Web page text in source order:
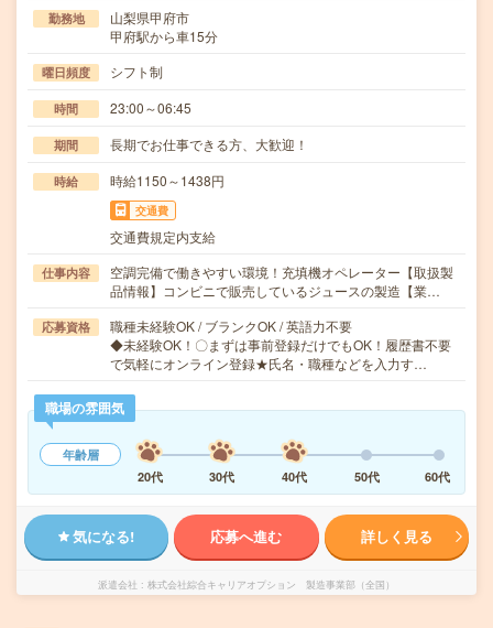
勤務地
山梨県甲府市
甲府駅から車15分
曜日頻度 シフト制
時間 23:00～06:45
期間 長期でお仕事できる方、大歓迎！
時給 時給1150～1438円
交通費
交通費規定内支給
仕事内容
空調完備で働きやすい環境！充填機オペレーター【取扱製
品情報】コンビニで販売しているジュースの製造【業…
応募資格
職種未経験OK / ブランクOK / 英語力不要
◆未経験OK！〇まずは事前登録だけでもOK！履歴書不要
で気軽にオンライン登録★氏名・職種などを入力す…
職場の雰囲気
年齢層
20代
30代 40代 50代 60代
気になる! 応募へ進む 詳しく見る
派遣会社 株式会社綜合キャリアオプション 製造事業部（全国）